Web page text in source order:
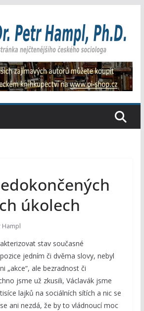
úkolech
Hampl
stav současné
jedním či dvěma slovy, nebyl
„akce“, ale bezradnost či
jsme už zkusili, Václavák jsme
lajků na sociálních sítích a nic se
ani nezdá, že by to vládnoucí moc